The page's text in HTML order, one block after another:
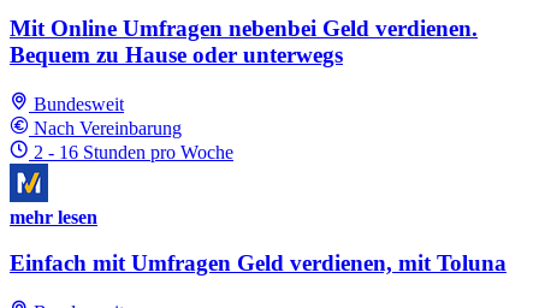
Mit Online Umfragen nebenbei Geld verdienen.
Bequem zu Hause oder unterwegs
Bundesweit
Nach Vereinbarung
2 - 16 Stunden pro Woche
mehr lesen
Einfach mit Umfragen Geld verdienen, mit Toluna